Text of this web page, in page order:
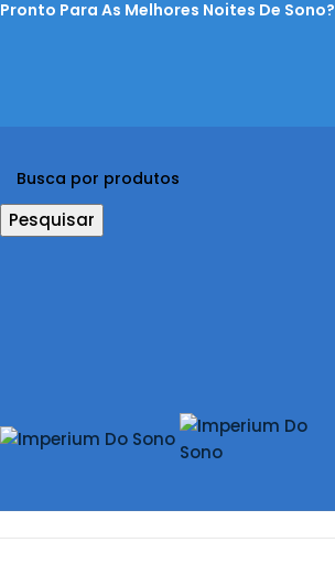
Pronto Para As Melhores Noites De Sono?
Pesquisar